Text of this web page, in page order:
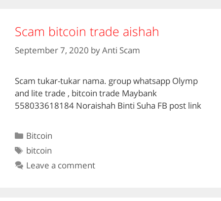
Scam bitcoin trade aishah
September 7, 2020 byAnti Scam
Scam tukar-tukar nama. group whatsapp Olymp
and lite trade , bitcoin trade Maybank
558033618184 Noraishah Binti Suha FB post link
Categories
Bitcoin
Tags
bitcoin
Leave a comment